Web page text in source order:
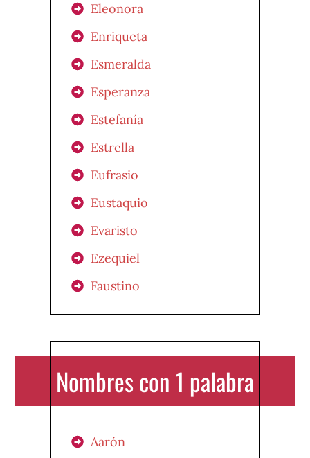
Eleonora
Enriqueta
Esmeralda
Esperanza
Estefanía
Estrella
Eufrasio
Eustaquio
Evaristo
Ezequiel
Faustino
Nombres con 1 palabra
Aarón